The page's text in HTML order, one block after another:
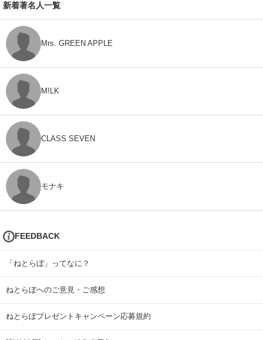
新着著名人一覧
Mrs. GREEN APPLE
M!LK
CLASS SEVEN
モナキ
FEEDBACK
「ねとらぼ」ってなに？
ねとらぼへのご意見・ご感想
ねとらぼプレゼントキャンペーン応募規約